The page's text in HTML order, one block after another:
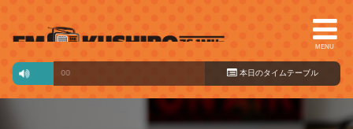
MENU
Wonderful Music 16:00～17:00
本日のタイ ムテーブル